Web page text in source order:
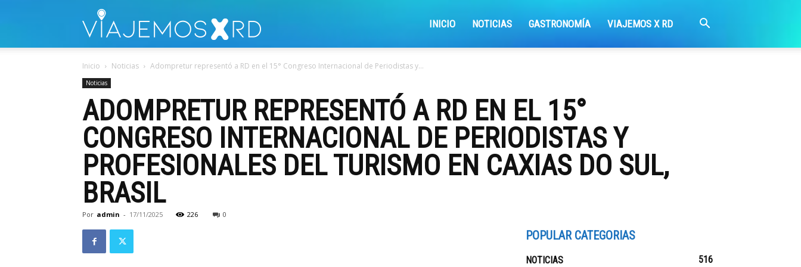
INICIO NOTICIAS GASTRONOMÍA VIAJEMOS X RD
Inicio Noticias Adompretur representó a RD en el 15° Congreso Internacional de Periodistas y...
Noticias
ADOMPRETUR REPRESENTÓ A RD EN EL 15°
CONGRESO INTERNACIONAL DE PERIODISTAS Y
PROFESIONALES DEL TURISMO EN CAXIAS DO SUL,
BRASIL
Por admin - 17/11/2025 226 0
POPULAR CATEGORIAS
NOTICIAS 516